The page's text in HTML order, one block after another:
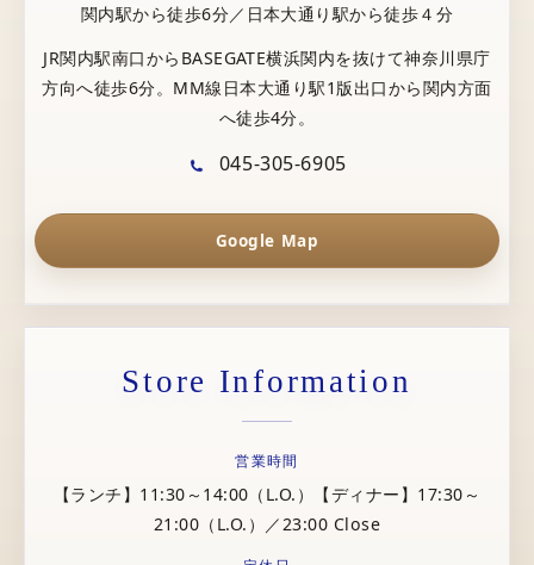
関内駅から徒歩6分／日本大通り駅から徒歩４分
JR関内駅南口からBASEGATE横浜関内を抜けて神奈川県庁
方向へ徒歩6分。MM線日本大通り駅1版出口から関内方面
へ徒歩4分。
045-305-6905
Google Map
Store Information
営業時間
【ランチ】11:30～14:00（L.O.）【ディナー】17:30～
21:00（L.O.）／23:00 Close